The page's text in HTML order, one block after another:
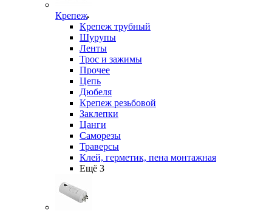
Крепеж
Крепеж трубный
Шурупы
Ленты
Трос и зажимы
Прочее
Цепь
Дюбеля
Крепеж резьбовой
Заклепки
Цанги
Саморезы
Траверсы
Клей, герметик, пена монтажная
Ещё 3